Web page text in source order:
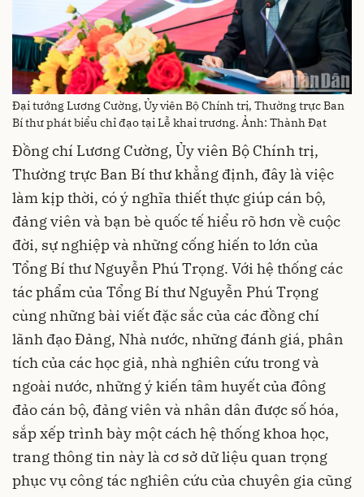
Đại tướng Lương Cường, Ủy viên Bộ Chính trị, Thường trực Ban
Bí thư phát biểu chỉ đạo tại Lễ khai trương. Ảnh: Thành Đạt
Đồng chí Lương Cường, Ủy viên Bộ Chính trị,
Thường trực Ban Bí thư khẳng định, đây là việc
làm kịp thời, có ý nghĩa thiết thực giúp cán bộ,
đảng viên và bạn bè quốc tế hiểu rõ hơn về cuộc
đời, sự nghiệp và những cống hiến to lớn của
Tổng Bí thư Nguyễn Phú Trọng. Với hệ thống các
tác phẩm của Tổng Bí thư Nguyễn Phú Trọng
cùng những bài viết đặc sắc của các đồng chí
lãnh đạo Đảng, Nhà nước, những đánh giá, phân
tích của các học giả, nhà nghiên cứu trong và
ngoài nước, những ý kiến tâm huyết của đông
đảo cán bộ, đảng viên và nhân dân được số hóa,
sắp xếp trình bày một cách hệ thống khoa học,
trang thông tin này là cơ sở dữ liệu quan trọng
phục vụ công tác nghiên cứu của chuyên gia cũng